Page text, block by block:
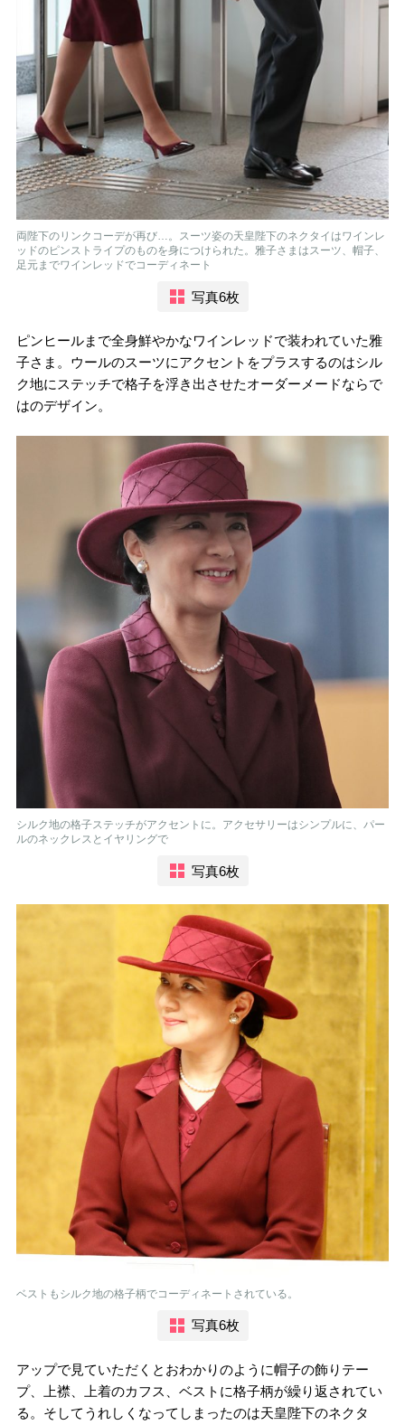
両陛下のリンクコーデが再び…。スーツ姿の天皇陛下のネクタイはワインレ
ッドのピンストライプのものを身につけられた。雅子さまはスーツ、帽子、
足元までワインレッドでコーディネート
写真6枚
ピンヒールまで全身鮮やかなワインレッドで装われていた雅
子さま。ウールのスーツにアクセントをプラスするのはシル
ク地にステッチで格子を浮き出させたオーダーメードならで
はのデザイン。
シルク地の格子ステッチがアクセントに。アクセサリーはシンプルに、パー
ルのネックレスとイヤリングで
写真6枚
ベストもシルク地の格子柄でコーディネートされている。
写真6枚
アップで見ていただくとおわかりのように帽子の飾りテー
プ、上襟、上着のカフス、ベストに格子柄が繰り返されてい
る。そしてうれしくなってしまったのは天皇陛下のネクタ